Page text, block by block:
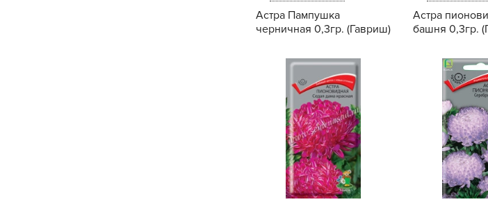
Астра Пампушка
черничная 0,3гр. (Гавриш)
Купить
Астра
башня 0,3гр.